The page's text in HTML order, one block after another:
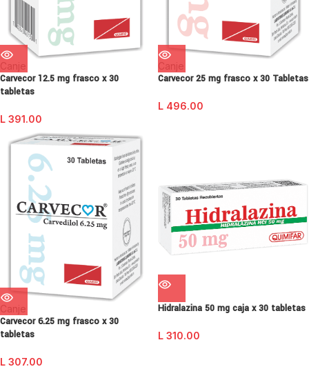
Canje
Carvecor 12.5 mg frasco x 30
tabletas
L 391.00
Canje
Carvecor 25 mg frasco x 30 Tabletas
L 496.00
Canje
Carvecor 6.25 mg frasco x 30
tabletas
L 307.00
Hidralazina 50 mg caja x 30 tabletas
L 310.00